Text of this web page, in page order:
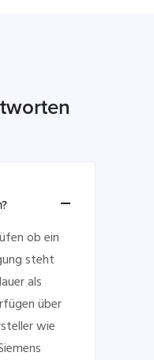
ob ein
steht
als
über
wie